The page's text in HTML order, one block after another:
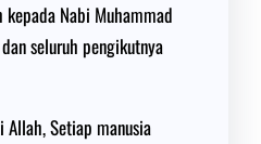
Nabi Muhammad
Setiap manusia